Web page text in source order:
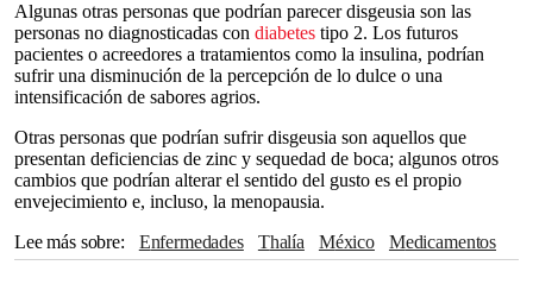
Algunas otras personas que podrían parecer disgeusia son las
personas no diagnosticadas con diabetes tipo 2. Los futuros
pacientes o acreedores a tratamientos como la insulina, podrían
sufrir una disminución de la percepción de lo dulce o una
intensificación de sabores agrios.
Otras personas que podrían sufrir disgeusia son aquellos que
presentan deficiencias de zinc y sequedad de boca; algunos otros
cambios que podrían alterar el sentido del gusto es el propio
envejecimiento e, incluso, la menopausia.
Lee más sobre
Enfermedades Thalía México
Medicamentos